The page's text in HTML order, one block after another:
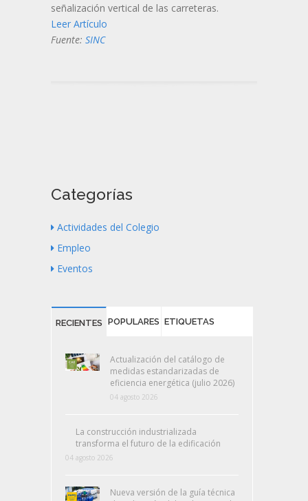
señalización vertical de las carreteras.
Leer Artículo
Fuente: SINC
Categorías
Actividades del Colegio
Empleo
Eventos
RECIENTES POPULARES ETIQUETAS
Actualización del catálogo de
medidas estandarizadas de
eficiencia energética (julio 2026)
04 agosto 2026
La construcción industrializada
transforma el futuro de la edificación
04 agosto 2026
Nueva versión de la guía técnica